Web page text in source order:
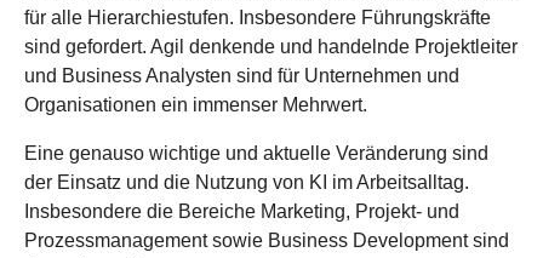
für alle Hierarchiestufen. Insbesondere Führungskräfte
sind gefordert. Agil denkende und handelnde Projektleiter
und Business Analysten sind für Unternehmen und
Organisationen ein immenser Mehrwert.
Eine genauso wichtige und aktuelle Veränderung sind
der Einsatz und die Nutzung von KI im Arbeitsalltag.
Insbesondere die Bereiche Marketing, Projekt- und
Prozessmanagement sowie Business Development sind